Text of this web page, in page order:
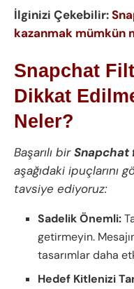
İlginizi Çekebilir:
kazanmak mümkün
Snapchat
Dikkat
Neler?
Başarılı bir
aşağıdaki ipuçlarını
tavsiye ediyoruz:
Sadelik Önemli:
getirmeyin.
tasarımlar daha
Hedef Kitlenizi